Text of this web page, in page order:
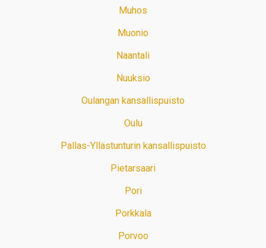
Muhos
Muonio
Naantali
Nuuksio
Oulangan kansallispuisto
Oulu
Pallas-Yllästunturin kansallispuisto
Pietarsaari
Pori
Porkkala
Porvoo